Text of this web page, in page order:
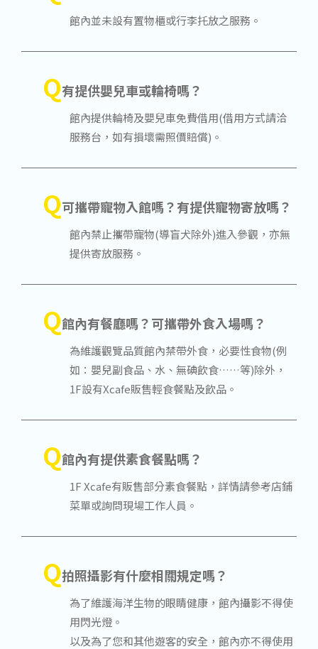
館內並未設有置物櫃或行李托放之服務。
Q有提供嬰兒車或輪椅嗎？
館內提供輪椅及嬰兒車免費借用(借用方式請洽
服務台，如有損壞需照價賠償)。
Q可攜帶寵物入館嗎？有提供寵物寄放嗎？
館內禁止攜帶寵物(導盲犬除外)進入參觀，亦無
提供寄放服務。
Q館內有餐廳嗎？可攜帶外食入場嗎？
為維護觀覽品質館內禁帶外食，必要性食物(例
如：嬰兒副食品、水、無碘飲食……等)除外，
1F設有Xcafe販售輕食餐點及飲品。
Q館內有提供素食餐點嗎？
1F Xcafe有販售部分素食餐點，詳情請參考店鋪
菜單或詢問現場工作人員。
Q拍照攝影有什麼相關規定嗎？
為了維護海洋生物的眼睛健康，館內攝影不得使
用閃光燈。
以及為了您和其他遊客的安全，館內亦不得使用